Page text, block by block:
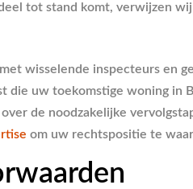
tot stand komt, verwijzen wij
wisselende inspecteurs en
uw toekomstige woning
de noodzakelijke
om uw rechtspositie te